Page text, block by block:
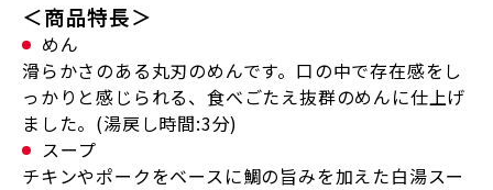
＜商品特長＞
めん
滑らかさのある丸刃のめんです。口の中で存在感をし
っかりと感じられる、食べごたえ抜群のめんに仕上げ
ました。(湯戻し時間:3分)
スープ
チキンやポークをベースに鯛の旨みを加えた白湯スー